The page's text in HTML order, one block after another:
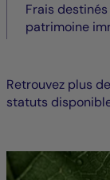
Frais
patrimoine
Retrouvez plus
statuts